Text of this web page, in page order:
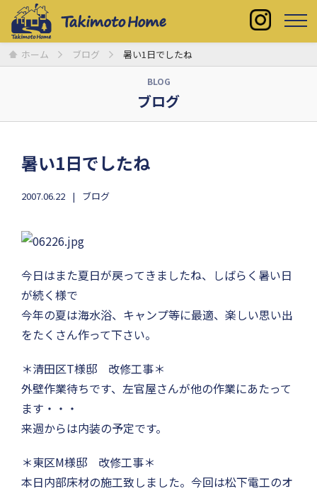
ホーム ブログ 暑い1日でしたね
BLOG
ブログ
暑い1日でしたね
2007.06.22 ブログ
今日はまた夏日が戻ってきましたね、しばらく暑い日
が続く様で
今年の夏は海水浴、キャンプ等に最適、楽しい思い出
をたくさん作って下さい。
＊清田区T様邸 改修工事＊
外壁作業待ちです、左官屋さんが他の作業にあたって
ます・・・
来週からは内装の予定です。
＊東区M様邸 改修工事＊
本日内部床材の施工致しました。今回は松下電工のオ